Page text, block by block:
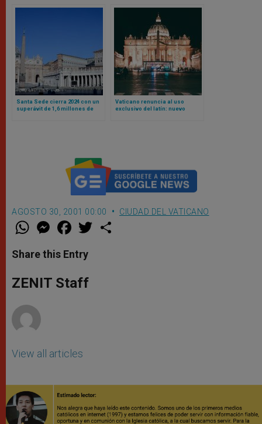
compartida
Santa Sede cierra 2024 con un
superávit de 1,6 millones de
Vaticano renuncia al uso
exclusivo del latín: nuevo
AGOSTO 30, 2001 00:00 CIUDAD DEL VATICANO
W
t
s
p
p
M
e
s
e
g
e
F
a
e
b
o
k
w
Share this Entry
ZENIT Staff
View all articles